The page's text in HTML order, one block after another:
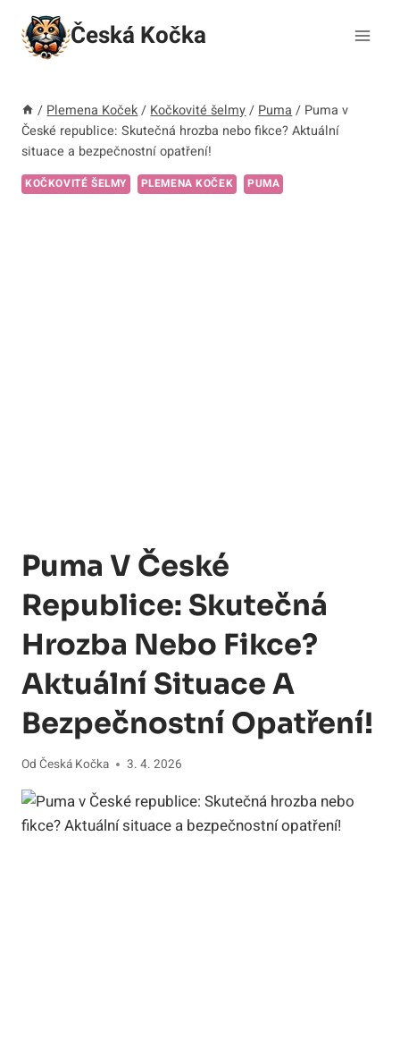
Přeskočit
obsah
Česká Kočka
/ Plemena Koček / Kočkovité šelmy / Puma / Puma v
České republice: Skutečná hrozba nebo fikce? Aktuální
situace a bezpečnostní opatření!
KOČKOVITÉ ŠELMY PLEMENA KOČEK PUMA
Puma V České
Republice: Skutečná
Hrozba Nebo Fikce?
Aktuální Situace A
Bezpečnostní Opatření!
Od Česká Kočka 3. 4. 2026